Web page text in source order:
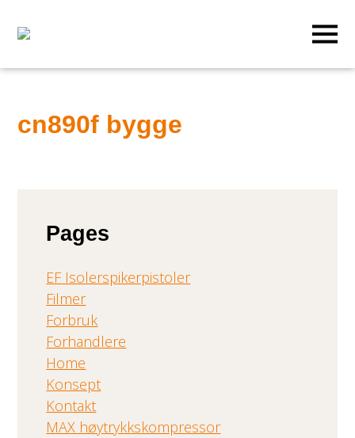
cn890f bygge
Pages
EF Isolerspikerpistoler
Filmer
Forbruk
Forhandlere
Home
Konsept
Kontakt
MAX høytrykkskompressor